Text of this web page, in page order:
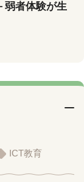
弱者体験が生
ICT教育